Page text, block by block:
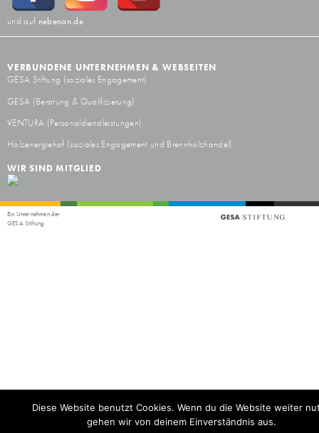
und auf nebenan.de
VERBUNDENE UNTERNEHMEN & WEBSEITEN
GESA Stiftung (soziales Engagement)
GESA (Beratung & Qualifizierung)
VENTURA (Personaldienstleistungen)
Holzenergiehof (soziales Engagement und Brennholzhandel)
WIR SIND MITGLIED
Ein Unternehmen der
GESA Stiftung
Diese Website benutzt Cookies. Wenn du die Website weiter
gehen wir von deinem Einverständnis aus.